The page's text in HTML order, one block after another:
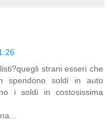
strani esseri che
spendono soldi in auto
i soldi in costosissima